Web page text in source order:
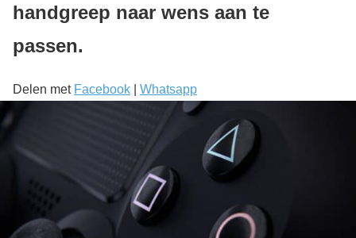
handgreep naar wens aan te
passen.
Delen met Facebook Whatsapp